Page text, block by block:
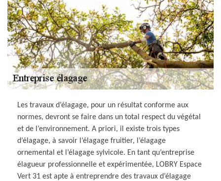
Les travaux d’élagage, pour un résultat conforme aux
normes, devront se faire dans un total respect du végétal
et de l’environnement. A priori, il existe trois types
d’élagage, à savoir l’élagage fruitier, l’élagage
ornemental et l’élagage sylvicole. En tant qu’entreprise
élagueur professionnelle et expérimentée, LOBRY Espace
Vert 31 est apte à entreprendre des travaux d’élagage